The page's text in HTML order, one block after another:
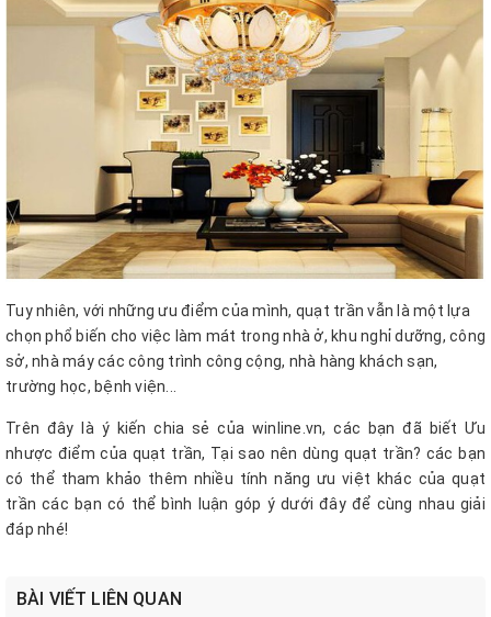
Tuy nhiên, với những ưu điểm của mình, quạt trần vẫn là một lựa
chọn phổ biến cho việc làm mát trong nhà ở, khu nghỉ dưỡng, công
sở, nhà máy các công trình công cộng, nhà hàng khách sạn,
trường học, bệnh viện...
Trên đây là ý kiến chia sẻ của winline.vn, các bạn đã biết Ưu
nhược điểm của quạt trần, Tại sao nên dùng quạt trần? các bạn
có thể tham khảo thêm nhiều tính năng ưu việt khác của quạt
trần các bạn có thể bình luận góp ý dưới đây để cùng nhau giải
đáp nhé!
BÀI VIẾT LIÊN QUAN